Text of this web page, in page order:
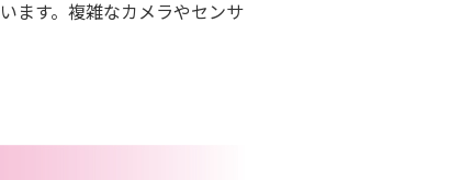
ます。複雑なカメラやセンサ